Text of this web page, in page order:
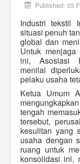
Published: 03
Industri tekstil
situasi penuh
global dan
Untuk menjaga
ini, Asosiasi
menilai
pelaku usaha
Ketua Umum
tengah
tersebut,
kesulitan yang
usaha dengan
ruang untuk
konsolidasi ini,